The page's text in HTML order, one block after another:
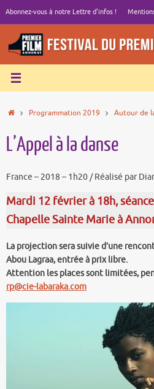
contenu
Abonnez-vous à notre Lettre d’infos !
AccueilProgrammation 2019 Autour de
L’Appel à la danse
France – 2018 – 1h20 / Réalisé par
Mardi 12 février à 18h,
Chapelle Sainte Marie à
La projection sera suivie d’une
Abou Lagraa, entrée à prix libre.
Attention les places sont limitées,
rp@cie-labaraka.com